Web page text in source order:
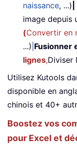
naissance, ...)
image depuis
(Convertir en
...) Fusionner
lignes,Diviser
Utilisez Kutools
disponible en
chinois et 40+
Boostez vos
pour Excel et